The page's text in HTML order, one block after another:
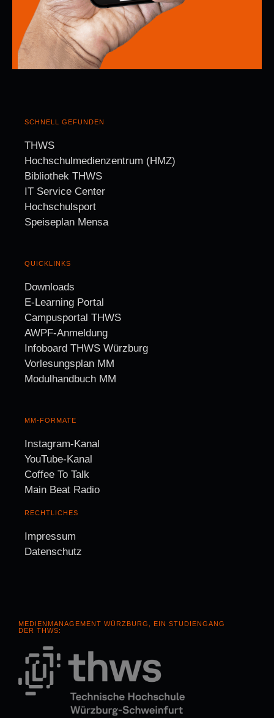
SCHNELL GEFUNDEN
THWS
Hochschulmedienzentrum (HMZ)
Bibliothek THWS
IT Service Center
Hochschulsport
Speiseplan Mensa
QUICKLINKS
Downloads
E-Learning Portal
Campusportal THWS
AWPF-Anmeldung
Infoboard THWS Würzburg
Vorlesungsplan MM
Modulhandbuch MM
MM-FORMATE
Instagram-Kanal
YouTube-Kanal
Coffee To Talk
Main Beat Radio
RECHTLICHES
Impressum
Datenschutz
MEDIENMANAGEMENT WÜRZBURG, EIN STUDIENGANG
DER THWS: